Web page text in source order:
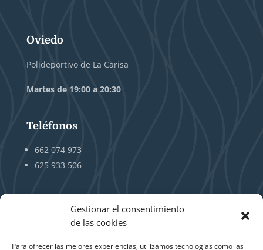
Gestionar el consentimiento
de las cookies
Para ofrecer las mejores experiencias, utilizamos tecnologías como las
Oviedo
Polideportivo de La Carisa
Martes de 19:00 a 20:30
Teléfonos
662 074 973
625 933 506